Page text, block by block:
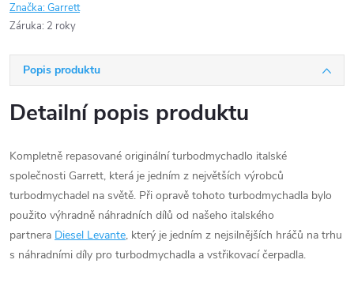
Značka:Garrett
Záruka: 2 roky
Popis produktu
Detailní popis produktu
Kompletně repasované originální turbodmychadlo italské
společnosti Garrett, která je jedním z největších výrobců
turbodmychadel na světě. Při opravě tohoto turbodmychadla bylo
použito výhradně náhradních dílů od našeho italského
partnera Diesel Levante, který je jedním z nejsilnějších hráčů na trhu
s náhradními díly pro turbodmychadla a vstřikovací čerpadla.